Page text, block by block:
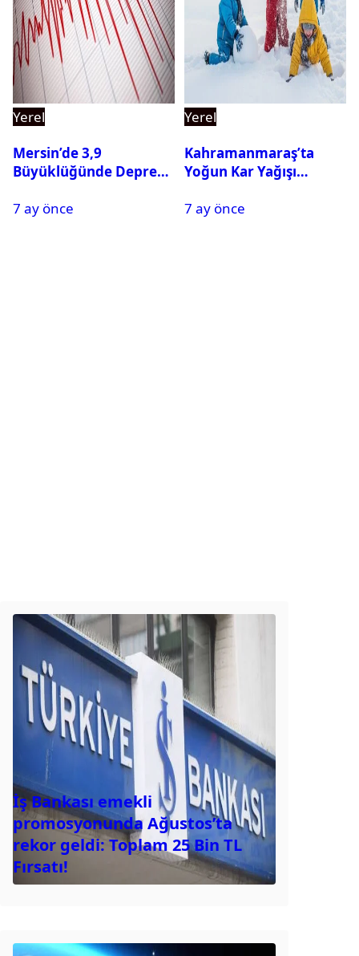
Yerel
Mersin’de 3,9
Büyüklüğünde Deprem
7 ay önce
Yerel
Kahramanmaraş’ta
Yoğun Kar Yağışı
Tatil
7 ay önce
İş Bankası emekli
promosyonunda Ağustos’ta
rekor geldi: Toplam 25 Bin TL
Fırsatı!